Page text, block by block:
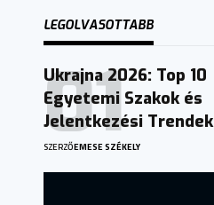
LEGOLVASOTTABB
Ukrajna 2026: Top 10
Egyetemi Szakok és
Jelentkezési Trendek
SZERZŐEMESE SZÉKELY